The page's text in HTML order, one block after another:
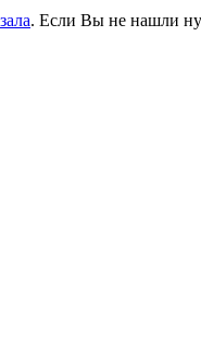
. Если Вы не нашли